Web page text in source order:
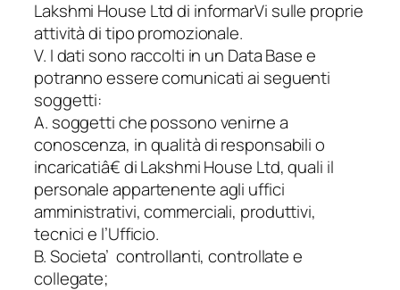
Lakshmi House Ltd di informarVi sulle proprie
attività di tipo promozionale.
V. I dati sono raccolti in un Data Base e
potranno essere comunicati ai seguenti
soggetti:
A. soggetti che possono venirne a
conoscenza, in qualità di responsabili o
incaricatiâ€ di Lakshmi House Ltd, quali il
personale appartenente agli uffici
amministrativi, commerciali, produttivi,
tecnici e l’Ufficio.
B. Societa’ controllanti, controllate e
collegate;